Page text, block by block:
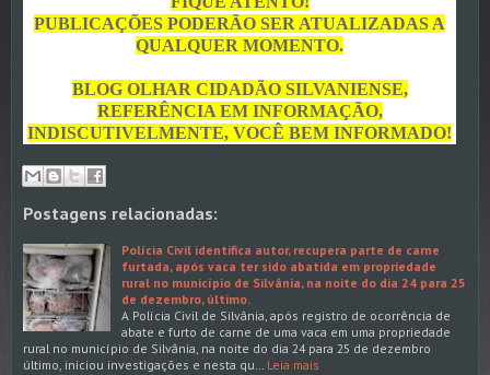
PUBLICAÇÕES PODERÃO SER ATUALIZADAS A
QUALQUER MOMENTO.
BLOG OLHAR CIDADÃO SILVANIENSE,
REFERÊNCIA EM INFORMAÇÃO,
INDISCUTIVELMENTE, VOCÊ BEM INFORMADO!
Postagens relacionadas:
Polícia Civil identifica autor, recupera parte de carne
furtada, após vaca ter sido abatida em propriedade
rural no município de Silvânia, na noite do dia 24 para 25
de dezembro, último.
A Polícia Civil de Silvânia, após registro de ocorrência de
abate e furto de carne de uma vaca em uma propriedade
rural no município de Silvânia, na noite do dia 24 para 25 de dezembro
último, iniciou investigações e nesta qu… Leia mais